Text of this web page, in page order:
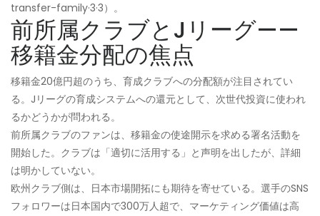
transfer-family·3·3）。
前所属クラブとJリーグ——
移籍金分配の焦点
移籍金20億円超のうち、育成クラブへの分配額が注目されてい
る。Jリーグの育成システムへの還元として、次世代投資に使われ
るかどうかが問われる。
前所属クラブのファンは、移籍金の使途開示を求める署名活動を
開始した。クラブは「適切に活用する」と声明を出したが、詳細
は明かしていない。
欧州クラブ側は、日本市場開拓にも期待を寄せている。選手のSNS
フォロワーは日本国内で300万人超で、マーケティング価値は高